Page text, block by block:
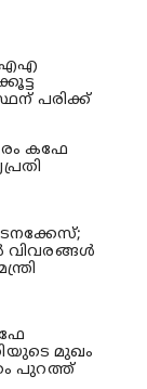
പരിക്ക്
കഫേ
വിവരങ്ങള്‍
മുഖം
പുറത്ത്